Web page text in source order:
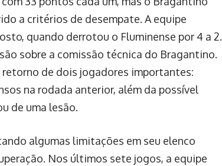
a critérios de desempate. A equipe
quando derrotou o Fluminense por 4 a 2.
sobre a comissão técnica do Bragantino.
de dois jogadores importantes:
na rodada anterior, além da possível
de uma lesão.
algumas limitações em seu elenco
Nos últimos sete jogos, a equipe